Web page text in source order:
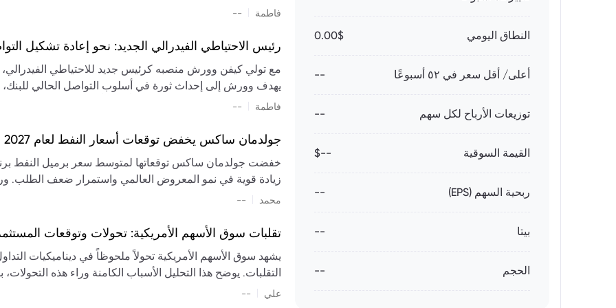
النطاق اليومي 0.00$
أعلى/ أقل سعر في ٥٢ أسبوعًا --
توزيعات الأرباح لكل سهم --
القيمة السوقية --$
ربحية السهم (EPS) --
بيتا --
الحجم --
تشكيل تقييم الصناعة، مع توقعات بارتفاع مستمر في الأسعار
فاطمة --
رئيس الاحتياطي الفيدرالي الجديد: نحو إعادة تشكيل
مع تولي كيفن وورش منصبه كرئيس جديد للاحتياطي الفيدرالي،
يهدف وورش إلى إحداث ثورة في أسلوب التواصل الحالي للبنك،
السياسة ويمنح البنك المركزي دوراً مبالغاً فيه. يسعى إلى
فاطمة --
جولدمان ساكس يخفض توقعات أسعار النفط لعام 2027 وسط تغيرات في العرض والطلب
زيادة قوية في نمو المعروض العالمي واستمرار ضعف الطلب.
العالمية في الربع الثاني
سابقًا. من المتوقع عودة صادرات دول الخليج إلى طبيعتها
عدم اليقين الجيوسياسي يمكن أن يؤدي إلى تقلبات سعرية
استمرار الاضطرابات، وسيناريوهات لانخفاض الأسعار في
إضافي.
محمد --
تقلبات سوق الأسهم الأمريكية: تحولات وتوقعات
يشهد سوق الأسهم الأمريكية تحولاً ملحوظاً في ديناميكيات
التقلبات. يوضح هذا التحليل الأسباب الكامنة وراء هذه
علي --